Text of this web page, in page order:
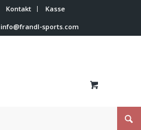
Kontakt
Kasse
info@frandl-sports.com